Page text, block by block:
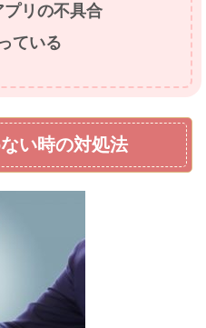
リの不具合
ている
い時の対処法